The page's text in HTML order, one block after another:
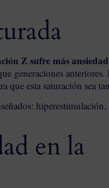
Z sufre más
generaciones
que esta saturación sea
en la